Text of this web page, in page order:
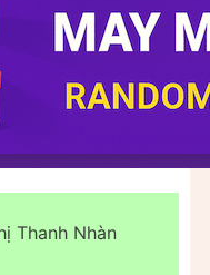
Thanh Nhàn